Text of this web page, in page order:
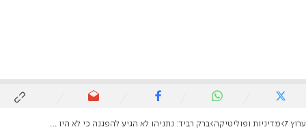
ערוץ 7 מדיניות ופוליטיקה ברק רביד: נתניהו לא הגיע להפגנה כי לא היו מספיק אנשים